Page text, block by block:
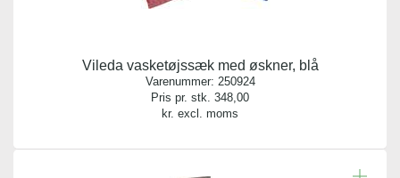
Vileda vasketøjssæk med øskner, blå
Varenummer: 250924
Pris pr. stk. 348,00
kr. excl. moms